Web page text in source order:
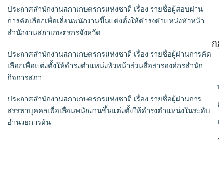
ประกาศสำนักงานสภาเกษตรกรแห่งชาติ เรื่อง รายชื่อผู้สอบผ่าน
การคัดเลือกเพื่อเลื่อนพนักงานขึ้นแต่งตั้งให้ดำรงตำแหน่งหัวหน้า
สำนักงานสภาเกษตรกรจังหวัด
ประกาศสำนักงานสภาเกษตรกรแห่งชาติ เรื่อง รายชื่อผู้ผ่านการคัด
เลือกเพื่อแต่งตั้งให้ดำรงตำแหน่งหัวหน้าส่วนสื่อสารองค์กรสำนัก
กิจการสภา
ประกาศสำนักงานสภาเกษตรกรแห่งชาติ เรื่อง รายชื่อผู้ผ่านการ
สรรหาบุคคลเพื่อเลื่อนพนักงานขึ้นแต่งตั้งให้ดำรงตำแหน่งในระดับ
อำนวยการต้น